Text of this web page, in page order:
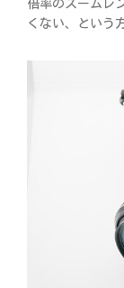
倍率のズームレ
くない、という